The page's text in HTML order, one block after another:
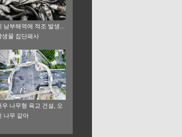
남부해역에 적조 발생...
생물 집단폐사
우 나무형 육교 건설, 오
나무 같아